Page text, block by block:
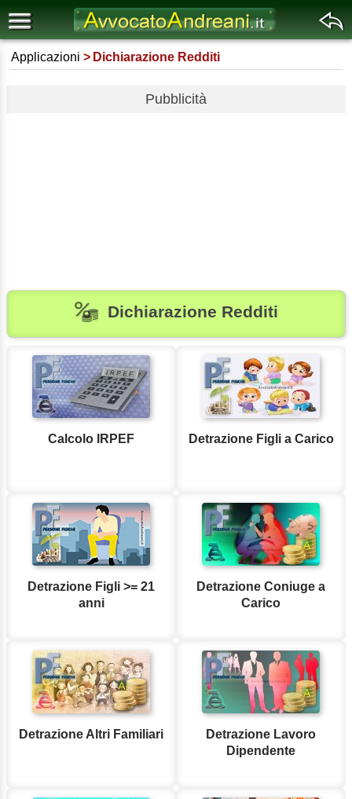
Applicazioni Dichiarazione Redditi
Pubblicità
Dichiarazione Redditi
Calcolo IRPEF Detrazione Figli a Carico
Detrazione Figli >= 21
anni
Detrazione Coniuge a
Carico
Detrazione Altri Familiari
Detrazione Lavoro
Dipendente